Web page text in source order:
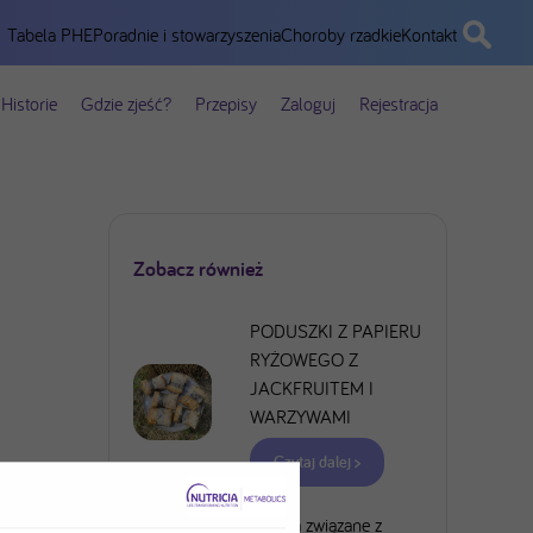
Tabela PHEPoradnie i stowarzyszeniaChoroby rzadkieKontakt
Gdzie zjeść? Przepisy Zaloguj Rejestracja
Zobacz również
PODUSZKI Z PAPIERU
RYŻOWEGO Z
JACKFRUITEM I
WARZYWAMI
Czytaj dalej >
Ryzyka związane z